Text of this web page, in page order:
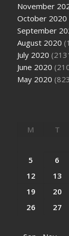
November
October 2020
September
August 2020
July 2020
June 2020
May 2020
M T
5
6
12
13
19
20
26
27